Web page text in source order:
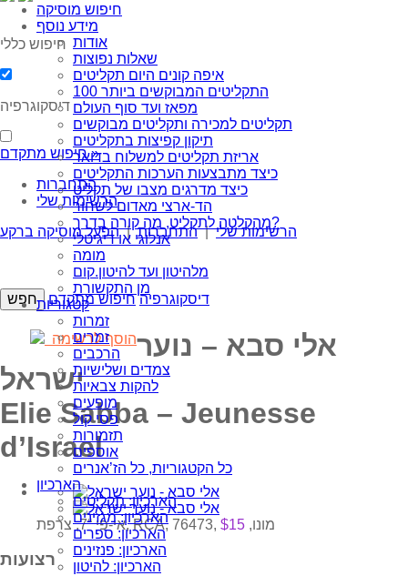
חיפוש מוסיקה
מידע נוסף
אודות
שאלות נפוצות
איפה קונים היום תקליטים
100 התקליטים המבוקשים ביותר
מפאז ועד סוף העולם
תקליטים למכירה ותקליטים מבוקשים
תיקון קפיצות בתקליטים
אריזת תקליטים למשלוח בדואר
כיצד מתבצעות הערכות התקליטים
כיצד מדרגים מצבו של תקליט
הד-ארצי מאדום לשחור
מהקלטה לתקליט, מה קורה בדרך?
אנלוגי או דיגיטלי
מומה
מלהיטון ועד להיטון.קום
מן התקשורת
קטגוריות
זמרות
זמרים
הרכבים
צמדים ושלישיות
להקות צבאיות
מופעים
פסי קול
תזמורות
אוספים
כל הקטגוריות, כל הז’אנרים
הארכיון
הארכיון: תקליטים
הארכיון: מגזינים
הארכיון: ספרים
הארכיון: פנזינים
הארכיון: להיטון
חיפוש כללי
דיסקוגרפיה
חיפוש מתקדם »
התחברות
הרשימות שלי
הרשימות שלי|התחברות|הפעל מוסיקה ברקע
דיסקוגרפיה חיפוש מתקדם
הוסף לרשימהאלי סבא – נוער
ישראל
Elie Sabba – Jeunesse
d’Israel
אי-פי “7, צרפת, RCA, 76473, מונו, $15
רצועות